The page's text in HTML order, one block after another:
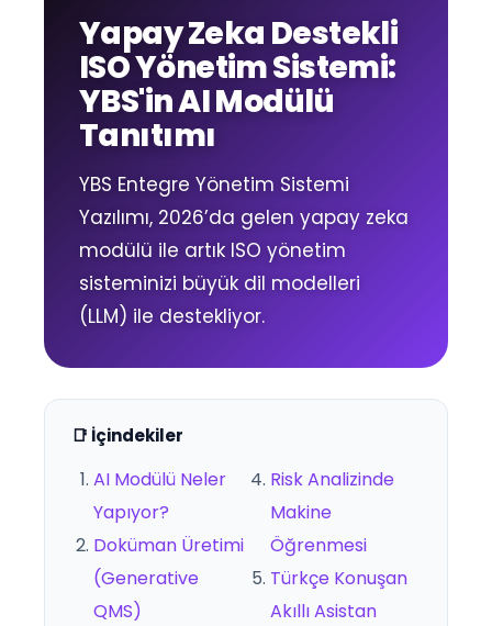
Yapay Zeka Destekli
ISO Yönetim Sistemi:
YBS'in AI Modülü
Tanıtımı
YBS Entegre Yönetim Sistemi
Yazılımı, 2026’da gelen yapay zeka
modülü ile artık ISO yönetim
sisteminizi büyük dil modelleri
(LLM) ile destekliyor.
📑 İçindekiler
AI Modülü Neler
Yapıyor?
Doküman Üretimi
(Generative
QMS)
Risk Analizinde
Makine
Öğrenmesi
Türkçe Konuşan
Akıllı Asistan